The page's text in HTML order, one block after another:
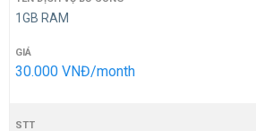
1GB RAM
30.000 VNĐ/month